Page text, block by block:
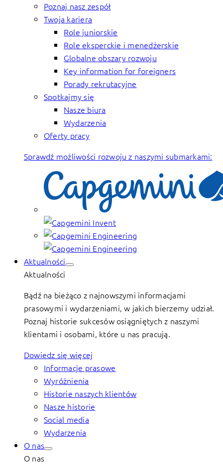
Poznaj nasz zespół
Twoja kariera
Role juniorskie
Role eksperckie i menedżerskie
Globalne obszary rozwoju
Key information for foreigners
Porady rekrutacyjne
Spotkajmy się
Nasze biura
Wydarzenia
Oferty pracy
Sprawdź możliwości rozwoju z naszymi submarkami:
Aktualności
Aktualności
Bądź na bieżąco z najnowszymi informacjami
prasowymi i wydarzeniami, w jakich bierzemy udział.
Poznaj historie sukcesów osiągniętych z naszymi
klientami i osobami, które u nas pracują.
Dowiedz się więcej
Informacje prasowe
Wyróżnienia
Historie naszych klientów
Nasze historie
Social media
Wydarzenia
O nas
O nas